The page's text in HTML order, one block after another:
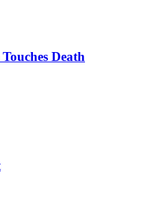
Death